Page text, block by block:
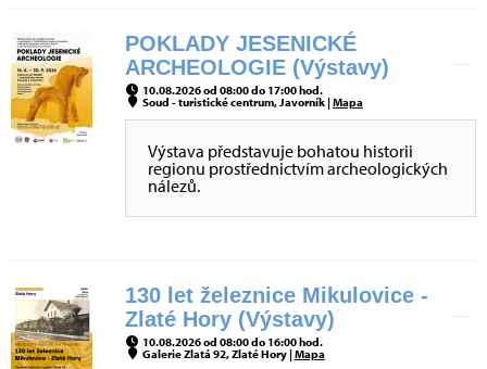
POKLADY JESENICKÉ
ARCHEOLOGIE (Výstavy)
10.08.2026 od 08:00 do 17:00 hod.
Soud - turistické centrum, Javorník |Mapa
Výstava představuje bohatou historii
regionu prostřednictvím archeologických
nálezů.
130 let železnice Mikulovice -
Zlaté Hory (Výstavy)
10.08.2026 od 08:00 do 16:00 hod.
Galerie Zlatá 92, Zlaté Hory |Mapa